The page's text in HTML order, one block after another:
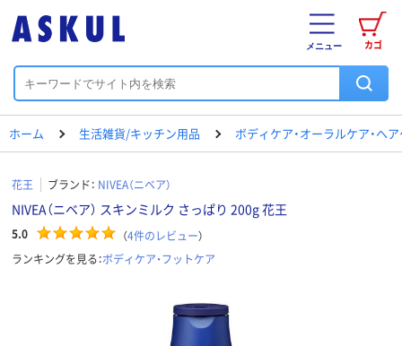
カゴ
メニュー
ホーム 生活雑貨/キッチン用品 ボディケア・オーラルケア・ヘ
花王 ブランド： NIVEA（ニベア）
NIVEA（ニベア） スキンミルク さっぱり 200g 花王
5.0 （4件のレビュー）
ランキングを見る：ボディケア・フットケア